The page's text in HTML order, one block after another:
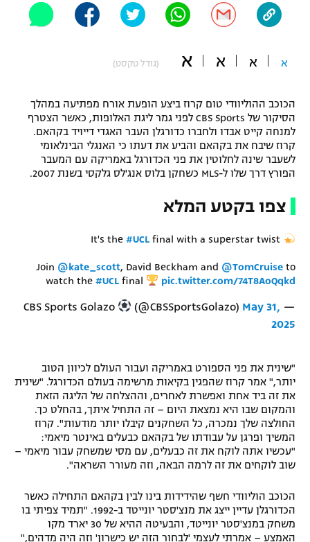
"מחצית בשכונה" – פודקאסט
משתתפים וזוכים בפרסים
תקנון משתתפים וזוכים בפרסים
תקנון עבור פעילות אלקטרה
תקנון עבור פעילות ספורט 1 – "מרלן"
טניס
גיימינג E-Sports
תנאי שימוש
רשיון להקרנה פומבית לבית עסק
לוח דרושים – ג'ובנט
תגיות
המגזין
אופניים
ספורט מוטורי
פוטבול אמריקאי NFL
בייסבול MLB
גיימינג E-Sports
א א א א (גודל טקסט)
הכוכב ההוליוודי טום קרוז ביצע הופעת אורח מפתיעה במהלך
הסיקור של CBS Sports לפני גמר ליגת האלופות, כאשר הצטרף
למנחה קייט אבדו ולחברו כדורגלן העבר האגדי דייויד בקהאם.
קרוז שיבח את בקהאם והביע את דעתו כי האנגלי הבינלאומי
לשעבר שינה לחלוטין את פני הכדורגל באמריקה עם המעבר
הפורץ דרך שלו ל-MLS כשחקן בלוס אנג'לס גלקסי בשנת 2007.
צפו בקטע המלא
It's the #UCLfinal with a superstar twist
Join @kate_scott, David Beckham and @TomCruise to
watch the #UCLfinal pic.twitter.com/74T8AoQqkd
— CBS Sports Golazo
(@CBSSportsGolazo) May 31,
2025
"שינית את פני הספורט באמריקה ועבור העולם לכיוון הטוב
יותר," אמר קרוז שהפגין בקיאות מרשימה בעולם הכדורגל. "שינית
את זה ביד אחת ואפשרת לאחרים, וההצלחה של הליגה הזאת
והמקום שבו היא נמצאת היום – זה התחיל איתך, בהחלט כך.
החולצה שלך נמכרה, כל השחקנים קיבלו יותר מודעות". קרוז
המשיך ופרגן על עבודתו של בקהאם כבעלים באינטר מיאמי:
"עכשיו אתה לוקח את זה כבעלים, עם מסי שמשחק עבור מיאמי –
שוב לוקחים את זה לרמה הבאה, וזה מעורר השראה".
הכוכב הוליוודי חשף שהידידות בינו לבין בקהאם התחילה כאשר
הכדורגלן עדיין ייצג את מנצ'סטר יונייטד ב-1992. "תמיד צפיתי בו
משחק במנצ'סטר יונייטד, והבעיטה ההיא של 30 יארד מקו
האמצע – אמרתי לעצמי 'לבחור הזה יש כישרון' וזה היה מדהים,"